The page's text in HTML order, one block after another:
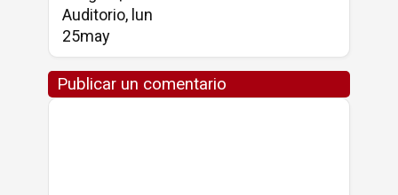
Auditorio, lun
25may
Publicar un comentario